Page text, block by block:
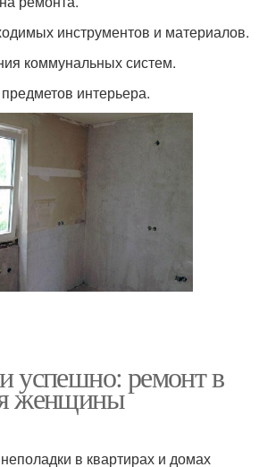
инструментов и материалов.
коммунальных систем.
интерьера.
успешно: ремонт в
женщины
в квартирах и домах